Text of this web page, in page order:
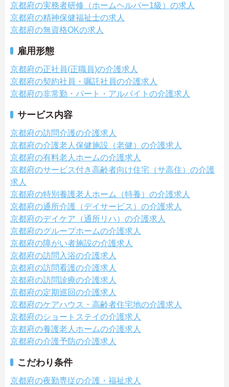
京都府の実務者研修（ホームヘルパー1級）の求人
京都府の精神保健福祉士の求人
京都府の無資格OKの求人
雇用形態
京都府の正社員(正職員)の介護求人
京都府の契約社員・嘱託社員の介護求人
京都府の非常勤・パート・アルバイトの介護求人
サービス内容
京都府の訪問介護の介護求人
京都府の介護老人保健施設（老健）の介護求人
京都府の有料老人ホームの介護求人
京都府のサービス付き高齢者向け住宅（サ高住）の介護
求人
京都府の特別養護老人ホーム（特養）の介護求人
京都府の通所介護（デイサービス）の介護求人
京都府のデイケア（通所リハ）の介護求人
京都府のグループホームの介護求人
京都府の障がい者施設の介護求人
京都府の訪問入浴の介護求人
京都府の訪問看護の介護求人
京都府の訪問診療の介護求人
京都府の定期巡回の介護求人
京都府のケアハウス・高齢者住宅地の介護求人
京都府のショートステイの介護求人
京都府の養護老人ホームの介護求人
京都府の介護予防の介護求人
こだわり条件
京都府の夜勤専従の介護・福祉求人